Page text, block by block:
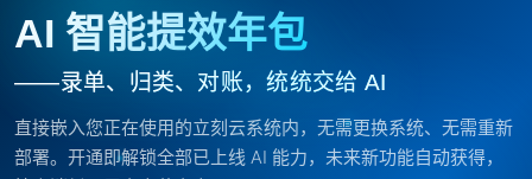
AI 智能提效年包
——录单、归类、对账，统统交给 AI
直接嵌入您正在使用的立刻云系统内，无需更换系统、无需重新
部署。开通即解锁全部已上线 AI 能力，未来新功能自动获得，